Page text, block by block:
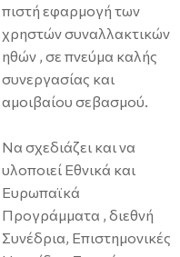
πιστή εφαρμογή των
χρηστών συναλλακτικών
ηθών , σε πνεύμα καλής
συνεργασίας και
αμοιβαίου σεβασμού.
Να σχεδιάζει και να
υλοποιεί Εθνικά και
Ευρωπαϊκά
Προγράμματα , διεθνή
Συνέδρια, Επιστημονικές